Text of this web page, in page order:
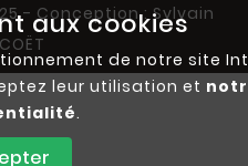
aux cookies
de notre site
leur utilisation et
.
- Conception : Sylvain